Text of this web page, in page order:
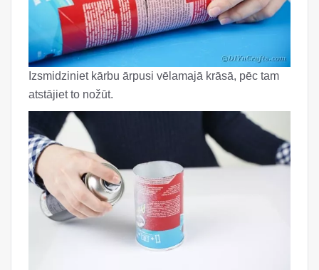
Izsmidziniet kārbu ārpusi vēlamajā krāsā, pēc tam
atstājiet to nožūt.